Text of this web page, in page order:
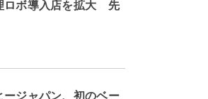
ロボ導入店を拡大 先
ージャパン、初のベー